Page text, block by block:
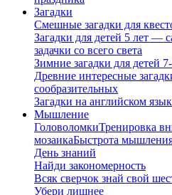
Загадки
Смешные загадки для
Загадки для детей 5 лет —
задачки со всего света
Зимние загадки для детей
Древние интересные
сообразительных
Загадки на английском
Мышление
ГоловоломкиТренировка
мозаикаБыстрота
День знаний
Найди закономерность
Всяк сверчок знай свой
Убери лишнее